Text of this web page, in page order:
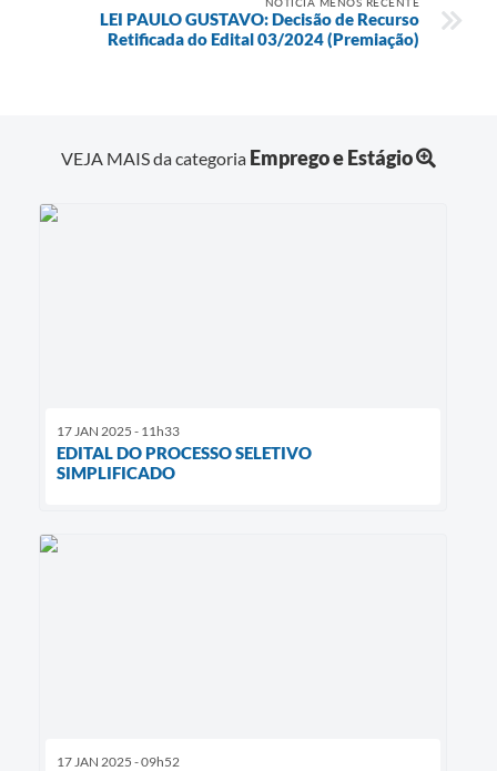
LEI PAULO GUSTAVO: Decisão de Recurso
Retificada do Edital 03/2024 (Premiação)
VEJA MAIS da categoria Emprego e Estágio
17 JAN 2025 - 11h33
EDITAL DO PROCESSO SELETIVO
SIMPLIFICADO
17 JAN 2025 - 09h52